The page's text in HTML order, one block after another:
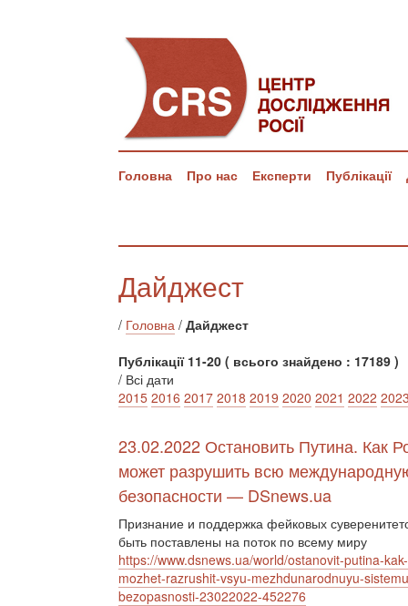
Головна Про нас Експерти Публікації
Дайджест
/ Головна / Дайджест
Публікації 11-20 ( всього знайдено : 17189 )
/ Всі дати
2015 2016 2017 2018 2019 2020 2021 2022
23.02.2022 Остановить Путина. Как
может разрушить всю
безопасности — DSnews.ua
Признание и поддержка фейковых
быть поставлены на поток по всему миру
https://www.dsnews.ua/world/ostanovit-putina-
mozhet-razrushit-vsyu-mezhdunarodnuyu-
bezopasnosti-23022022-452276